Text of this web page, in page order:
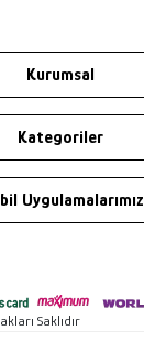
Kurumsal
Kategoriler
Uygulamalarımız
Saklıdır